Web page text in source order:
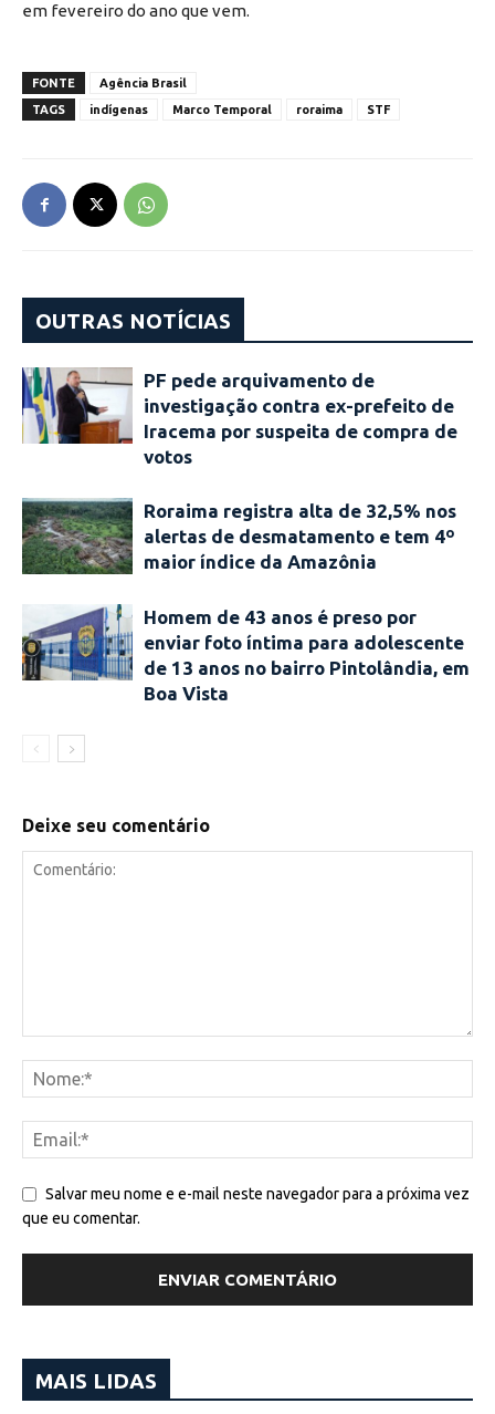
em fevereiro do ano que vem.
FONTE
Agência Brasil
TAGS
indígenas Marco Temporal roraima STF
OUTRAS NOTÍCIAS
PF pede arquivamento de
investigação contra ex-prefeito de
Iracema por suspeita de compra de
votos
Roraima registra alta de 32,5% nos
alertas de desmatamento e tem 4º
maior índice da Amazônia
Homem de 43 anos é preso por
enviar foto íntima para adolescente
de 13 anos no bairro Pintolândia, em
Boa Vista
Deixe seu comentário
Salvar meu nome e e-mail neste navegador para a próxima vez
que eu comentar.
MAIS LIDAS